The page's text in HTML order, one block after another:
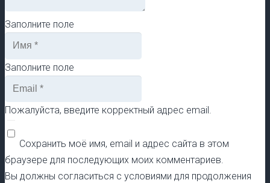
Заполните поле
Заполните поле
Пожалуйста, введите корректный адрес email.
Сохранить моё имя, email и адрес сайта в этом
браузере для последующих моих комментариев.
Вы должны согласиться с условиями для продолжения